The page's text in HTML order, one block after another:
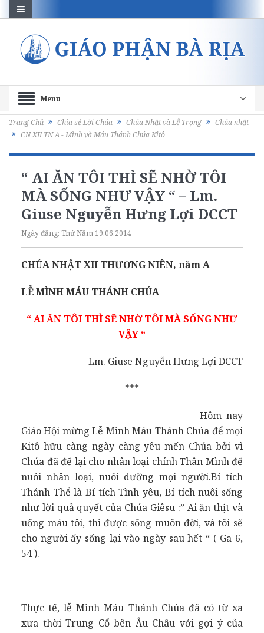
Menu
Trang Chủ Chia sẻ Lời Chúa Chúa Nhật và Lễ Trọng
Chúa nhật
CN XII TN A - Mình và Máu Thánh Chúa Kitô
“ AI ĂN TÔI THÌ SẼ NHỜ TÔI
MÀ SỐNG NHƯ VẬY “ – Lm.
Giuse Nguyễn Hưng Lợi DCCT
Ngày đăng: Thứ Năm 19.06.2014
CHÚA NHẬT XII THƯƠNG NIÊN, năm A
LỄ MÌNH MÁU THÁNH CHÚA
“ AI ĂN TÔI THÌ SẼ NHỜ TÔI MÀ SỐNG NHƯ
VẬY “
Lm. Giuse Nguyễn Hưng Lợi DCCT
***
Hôm nay
Giáo Hội mừng Lễ Mình Máu Thánh Chúa để mọi
Kitô hữu càng ngày càng yêu mến Chúa bởi vì
Chúa đã để lại cho nhân loại chính Thân Mình để
nuôi nhân loại, nuôi dưỡng mọi người.Bí tích
Thánh Thể là Bí tích Tình yêu, Bí tích nuôi sống
như lời quả quyết của Chúa Giêsu :” Ai ăn thịt và
uống máu tôi, thì được sống muôn đời, và tôi sẽ
cho người ấy sống lại vào ngày sau hết “ ( Ga 6,
54 ).
Thực tế, lễ Mình Máu Thánh Chúa đã có từ xa
xưa thời Trung Cổ bên Âu Châu với gợi ý của